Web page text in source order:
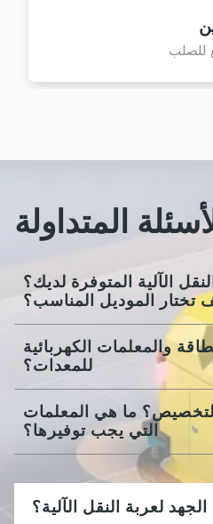
للصلب
المتداولة
الآلية المتوفرة لديك؟
تختار الموديل المناسب؟
والمعلمات الكهربائية
للمعدات؟
ما هي المعلمات
التي يجب توفيرها؟
لعربة النقل الآلية؟